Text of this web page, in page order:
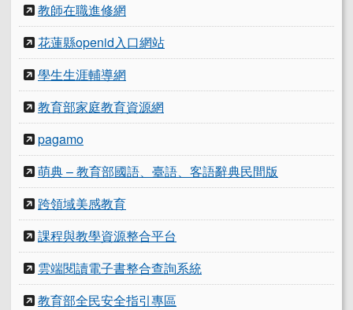
教師在職進修網
花蓮縣openid入口網站
學生生涯輔導網
教育部家庭教育資源網
pagamo
萌典 – 教育部國語、臺語、客語辭典民間版
跨領域美感教育
課程與教學資源整合平台
雲端閱讀電子書整合查詢系統
教育部全民安全指引專區